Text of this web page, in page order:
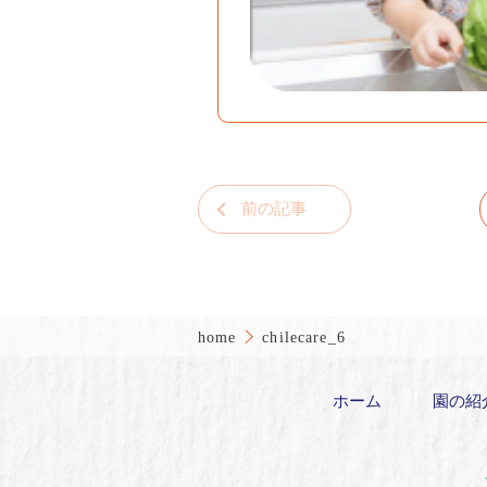
前の記事
home chilecare_6
ホーム 園の紹